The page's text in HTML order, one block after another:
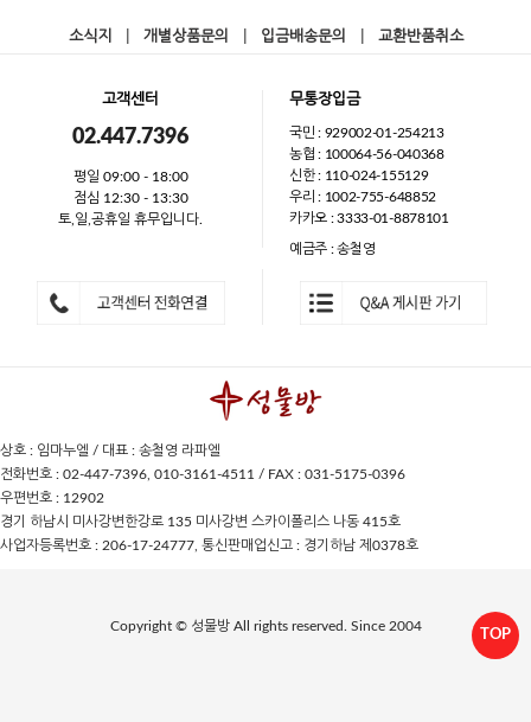
TOP
소식지 개별상품문의 입금배송문의 교환반품취소
고객센터
02.447.7396
평일 09:00 - 18:00
점심 12:30 - 13:30
토,일,공휴일 휴무입니다.
무통장입금
국민 : 929002-01-254213
농협 : 100064-56-040368
신한 : 110-024-155129
우리 : 1002-755-648852
카카오 : 3333-01-8878101
예금주 : 송철영
상호 : 임마누엘 / 대표 : 송철영 라파엘
전화번호 : 02-447-7396, 010-3161-4511 / FAX : 031-5175-0396
우편번호 : 12902
경기 하남시 미사강변한강로 135 미사강변 스카이폴리스 나동 415호
사업자등록번호 : 206-17-24777, 통신판매업신고 : 경기하남 제0378호
Copyright © 성물방 All rights reserved. Since 2004